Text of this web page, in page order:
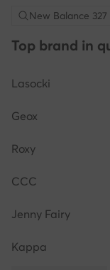
New Balance
Top brand in
Lasocki
Geox
Roxy
CCC
Jenny Fairy
Kappa